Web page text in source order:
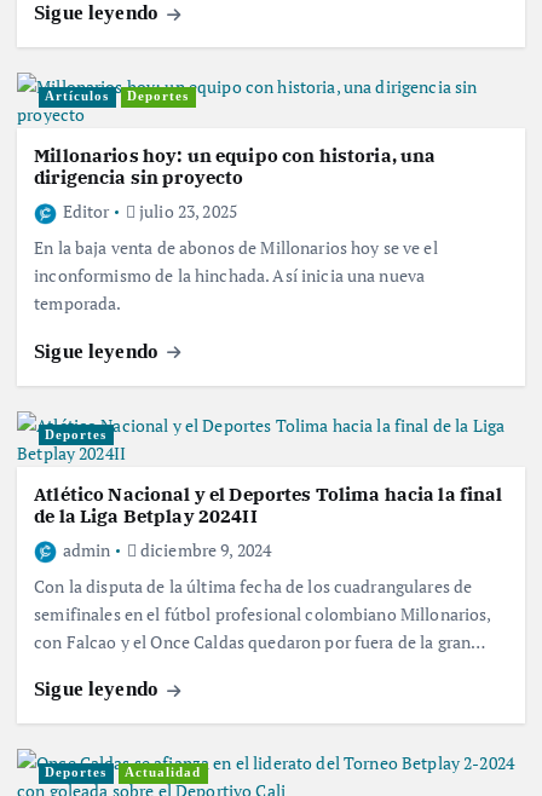
Sigue leyendo
Artículos Deportes
Millonarios hoy: un equipo con historia, una
dirigencia sin proyecto
Editor
julio 23, 2025
En la baja venta de abonos de Millonarios hoy se ve el
inconformismo de la hinchada. Así inicia una nueva
temporada.
Sigue leyendo
Deportes
Atlético Nacional y el Deportes Tolima hacia la final
de la Liga Betplay 2024II
admin
diciembre 9, 2024
Con la disputa de la última fecha de los cuadrangulares de
semifinales en el fútbol profesional colombiano Millonarios,
con Falcao y el Once Caldas quedaron por fuera de la gran…
Sigue leyendo
Deportes Actualidad